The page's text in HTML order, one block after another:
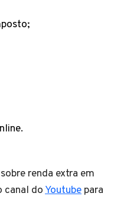
renda extra em
canal doYoutube para